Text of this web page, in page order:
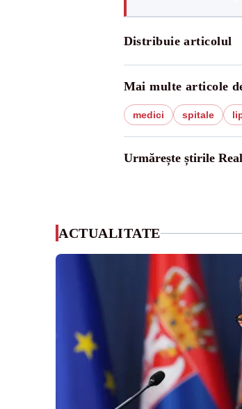
Distribuie articolul
Mai multe articole
medici spitale
Urmărește știrile
ACTUALITATE